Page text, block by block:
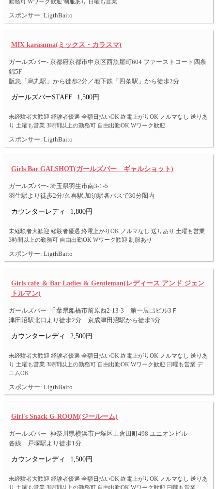
勤務可 Wワーク歓迎 制服あり 日曜も営業
スポンサー: LigthBaito
MIX karasuma(ミックス・カラスマ)
ガールズバー- 京都府京都市中京区西魚屋町604 ファーストコート四条
錦5F
阪急「烏丸駅」から徒歩2分／地下鉄「四条駅」から徒歩2分
ガールズバーSTAFF 1,500円
未経験者大歓迎 経験者優遇 全額日払いOK 終電上がりOK ノルマなし 送りあ
り 土曜も営業 3時間以上の勤務可 自由出勤OK Wワーク歓迎
スポンサー: LigthBaito
Girls Bar GALSHOT(ガールズバー ギャルショット)
ガールズバー- 埼玉県羽生市南3-1-5
羽生駅より徒歩2分/久喜駅,加須駅各バスで30分圏内
カウンターレディ 1,800円
未経験者大歓迎 経験者優遇 終電上がりOK ノルマなし 送りあり 土曜も営業
3時間以上の勤務可 自由出勤OK Wワーク歓迎 制服あり
スポンサー: LigthBaito
Girls cafe ＆ Bar Ladies & Gentleman(レディース アンド ジェン
トルマン)
ガールズバー- 千葉県船橋市前原西2-13-3 第一辰巳ビル3Ｆ
津田沼駅北口より徒歩2分 京成津田沼駅から徒歩3分
カウンターレディ 2,500円
未経験者大歓迎 経験者優遇 全額日払いOK 終電上がりOK ノルマなし 送りあ
り 土曜も営業 3時間以上の勤務可 自由出勤OK Wワーク歓迎 日曜も営業 デ
ニムOK
スポンサー: LigthBaito
Girl's Snack G-ROOM(ジールーム)
ガールズバー- 神奈川県横浜市戸塚区上倉田町498 ユニオンビル
各線 戸塚駅より徒歩1分
カウンターレディ 1,500円
未経験者大歓迎 経験者優遇 全額日払いOK 終電上がりOK ノルマなし 送りあ
り 土曜も営業 3時間以上の勤務可 自由出勤OK Wワーク歓迎 日曜も営業